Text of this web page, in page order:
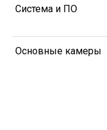
Система и ПО
Основные камеры